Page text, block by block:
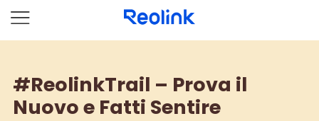
#ReolinkTrail – Prova il
Nuovo e Fatti Sentire